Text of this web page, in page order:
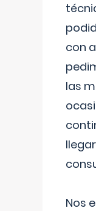
con
las
Nos